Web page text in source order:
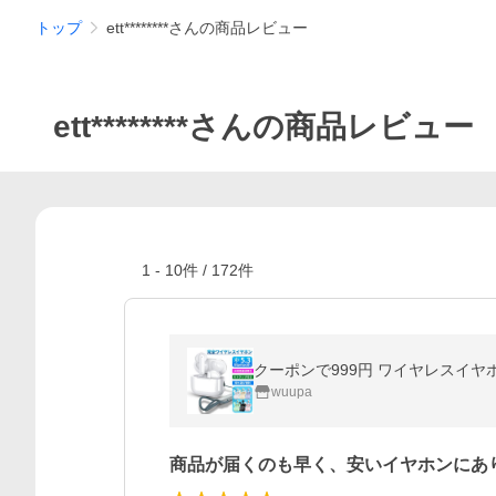
トップ ett********さんの商品レビュー
ett********さんの商品レビュー
1 - 10件 / 172件
wuupa
商品が届くのも早く、安いイヤホンに